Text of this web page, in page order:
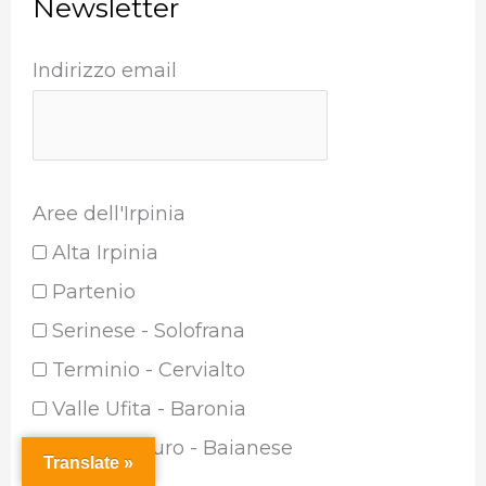
Newsletter
Indirizzo email
Aree dell'Irpinia
Alta Irpinia
Partenio
Serinese - Solofrana
Terminio - Cervialto
Valle Ufita - Baronia
Vallo di Lauro - Baianese
Translate »